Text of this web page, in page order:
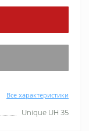
Все характеристики
Unique UH 35